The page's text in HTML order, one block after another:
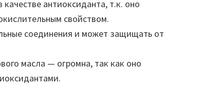
антиоксиданта, т.к. оно
свойством.
соединения и может защищать от
масла — огромна, так как оно